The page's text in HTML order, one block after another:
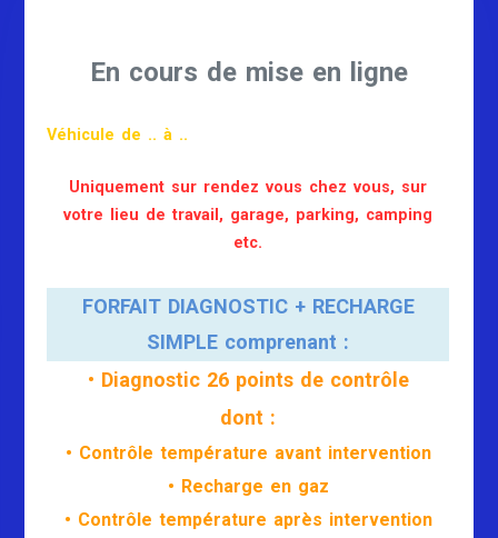
En cours de mise en ligne
Véhicule de .. à ..
Uniquement sur rendez vous chez vous, sur
votre lieu de travail, garage, parking, camping
etc.
FORFAIT DIAGNOSTIC + RECHARGE
SIMPLE comprenant :
• Diagnostic 26 points de contrôle
dont :
• Contrôle température avant intervention
• Recharge en gaz
• Contrôle température après intervention